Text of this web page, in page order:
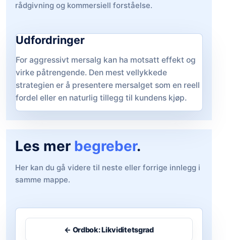
rådgivning og kommersiell forståelse.
Udfordringer
For aggressivt mersalg kan ha motsatt effekt og
virke påtrengende. Den mest vellykkede
strategien er å presentere mersalget som en reell
fordel eller en naturlig tillegg til kundens kjøp.
Les mer begreber.
Her kan du gå videre til neste eller forrige innlegg i
samme mappe.
← Ordbok: Likviditetsgrad